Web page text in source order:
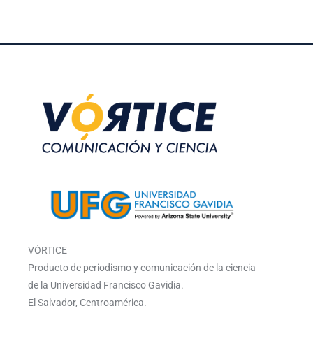
VÓRTICE
Producto de periodismo y comunicación de la ciencia
de la Universidad Francisco Gavidia.
El Salvador, Centroamérica.